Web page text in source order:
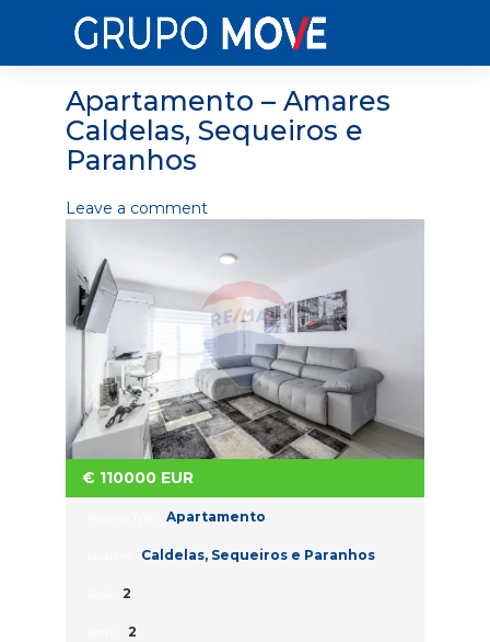
Apartamento – Amares
Caldelas, Sequeiros e
Paranhos
Leave a comment
€ 110000 EUR
Apartamento
Caldelas, Sequeiros e Paranhos
2
2